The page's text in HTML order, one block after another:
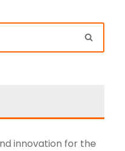
innovation for the